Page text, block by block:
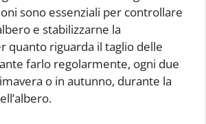
sono essenziali per controllare
e stabilizzarne la
quanto riguarda il taglio delle
farlo regolarmente, ogni due
o in autunno, durante la